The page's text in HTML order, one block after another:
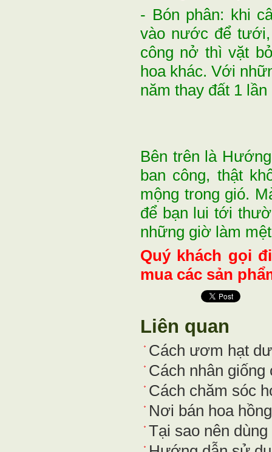
- Bón phân: khi
vào nước để
công nở thì vặt
hoa khác. Với
năm thay đất 1
Bên trên là
ban công, thật
mộng trong gió.
để bạn lui tới
những giờ làm
Quý khách gọi
mua các sản
Liên quan
Cách ươm hạt
Cách nhân giống
Cách chăm sóc
Nơi bán hoa
Tại sao nên